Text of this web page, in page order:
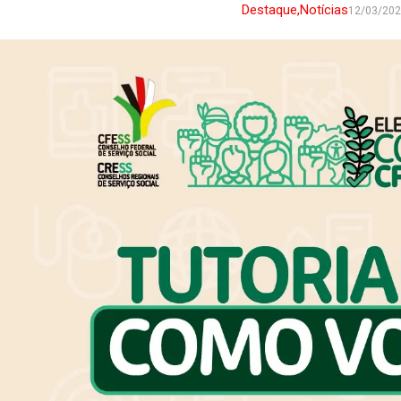
Destaque,Notícias12/03/